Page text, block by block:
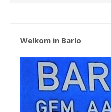
Welkom in Barlo